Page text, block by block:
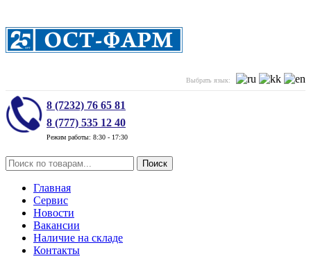
Выбрать язык:
8 (7232) 76 65 81
8 (777) 535 12 40
Режим работы: 8:30 - 17:30
Поиск
Главная
Сервис
Новости
Вакансии
Наличие на складе
Контакты